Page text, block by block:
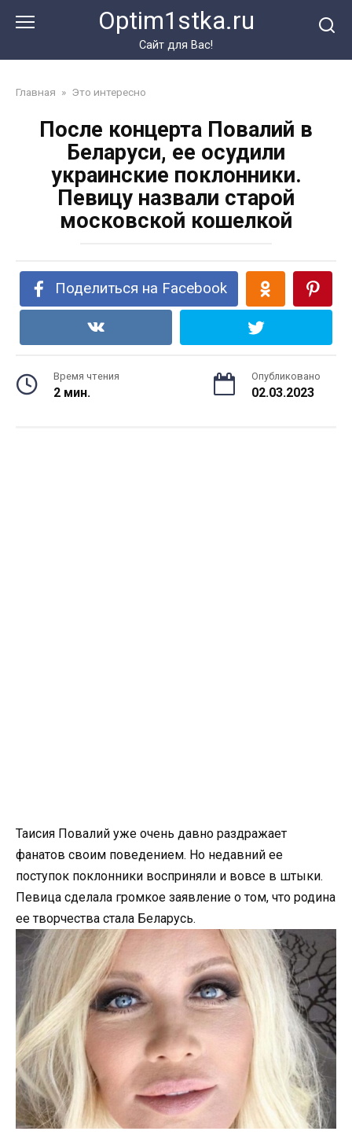
Optim1stka.ru
Сайт для Вас!
Главная » Это интересно
После концерта Повалий в
Беларуси, ее осудили
украинские поклонники.
Певицу назвали старой
московской кошелкой
Поделиться на Facebook
Время чтения
2 мин.
Опубликовано
02.03.2023
Таисия Повалий уже очень давно раздражает
фанатов своим поведением. Но недавний ее
поступок поклонники восприняли и вовсе в штыки.
Певица сделала громкое заявление о том, что родина
ее творчества стала Беларусь.